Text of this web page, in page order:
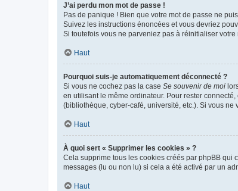
J’ai perdu mon mot de passe !
Pas de panique ! Bien que votre mot de passe ne
Suivez les instructions énoncées et vous devriez
Si toutefois vous ne parveniez pas à réinitialiser
Haut
Pourquoi suis-je automatiquement déconnecté ?
Si vous ne cochez pas la case Se souvenir de moi
en utilisant le même ordinateur. Pour rester connecté,
(bibliothèque, cyber-café, université, etc.). Si vous ne
Haut
À quoi sert « Supprimer les cookies » ?
Cela supprime tous les cookies créés par phpBB qui
messages (lu ou non lu) si cela a été activé par un
Haut